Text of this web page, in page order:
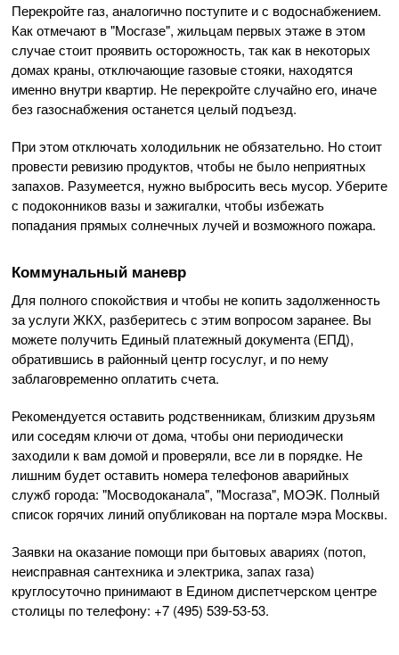
Перекройте газ, аналогично поступите и с водоснабжением.
Как отмечают в "Мосгазе", жильцам первых этаже в этом
случае стоит проявить осторожность, так как в некоторых
домах краны, отключающие газовые стояки, находятся
именно внутри квартир. Не перекройте случайно его, иначе
без газоснабжения останется целый подъезд.
При этом отключать холодильник не обязательно. Но стоит
провести ревизию продуктов, чтобы не было неприятных
запахов. Разумеется, нужно выбросить весь мусор. Уберите
с подоконников вазы и зажигалки, чтобы избежать
попадания прямых солнечных лучей и возможного пожара.
Коммунальный маневр
Для полного спокойствия и чтобы не копить задолженность
за услуги ЖКХ, разберитесь с этим вопросом заранее. Вы
можете получить Единый платежный документа (ЕПД),
обратившись в районный центр госуслуг, и по нему
заблаговременно оплатить счета.
Рекомендуется оставить родственникам, близким друзьям
или соседям ключи от дома, чтобы они периодически
заходили к вам домой и проверяли, все ли в порядке. Не
лишним будет оставить номера телефонов аварийных
служб города: "Мосводоканала", "Мосгаза", МОЭК. Полный
список горячих линий опубликован на портале мэра Москвы.
Заявки на оказание помощи при бытовых авариях (потоп,
неисправная сантехника и электрика, запах газа)
круглосуточно принимают в Едином диспетчерском центре
столицы по телефону: +7 (495) 539-53-53.